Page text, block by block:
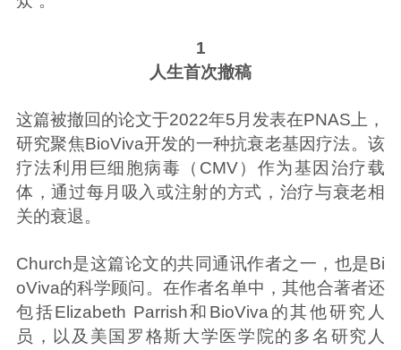
1
人生首次撤稿
这篇被撤回的论文于2022年5月发表在PNAS上，
研究聚焦BioViva开发的一种抗衰老基因疗法。该
疗法利用巨细胞病毒（CMV）作为基因治疗载
体，通过每月吸入或注射的方式，治疗与衰老相
关的衰退。
Church是这篇论文的共同通讯作者之一，也是Bi
oViva的科学顾问。在作者名单中，其他合著者还
包括Elizabeth Parrish和BioViva的其他研究人
员，以及美国罗格斯大学医学院的多名研究人